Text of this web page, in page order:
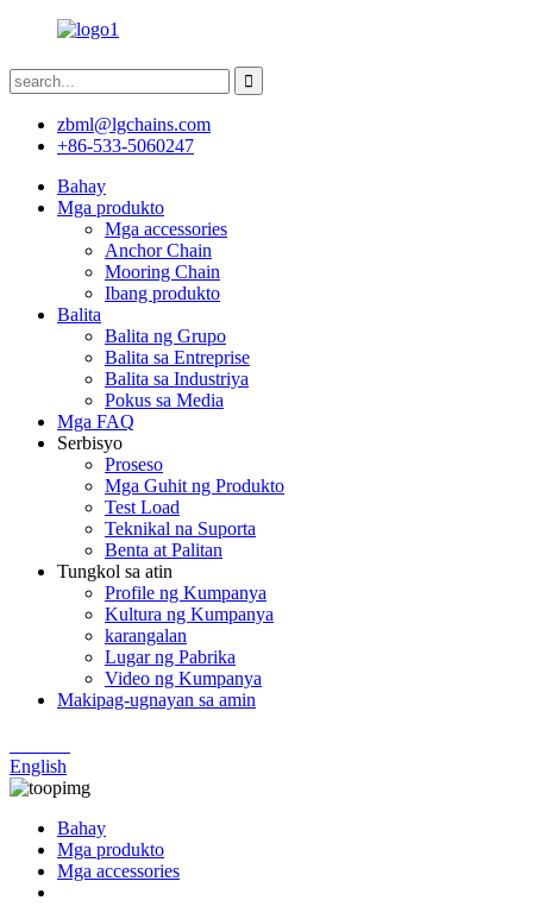
zbml@lgchains.com
+86-533-5060247
Bahay
Mga produkto
Mga accessories
Anchor Chain
Mooring Chain
Ibang produkto
Balita
Balita ng Grupo
Balita sa Entreprise
Balita sa Industriya
Pokus sa Media
Mga FAQ
Serbisyo
Proseso
Mga Guhit ng Produkto
Test Load
Teknikal na Suporta
Benta at Palitan
Tungkol sa atin
Profile ng Kumpanya
Kultura ng Kumpanya
karangalan
Lugar ng Pabrika
Video ng Kumpanya
Makipag-ugnayan sa amin
English
Bahay
Mga produkto
Mga accessories